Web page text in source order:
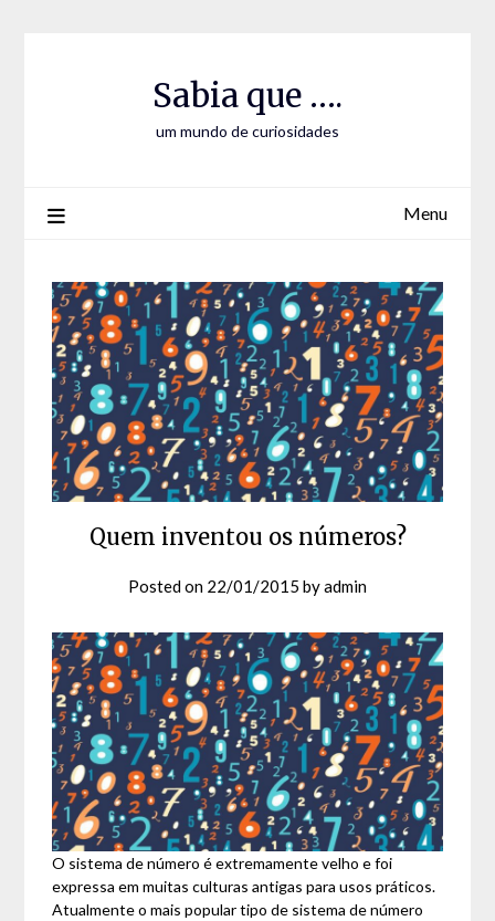
Sabia que ….
um mundo de curiosidades
Menu
Quem inventou os números?
Posted on 22/01/2015 byadmin
O sistema de número é extremamente velho e foi
expressa em muitas culturas antigas para usos práticos.
Atualmente o mais popular tipo de sistema de número